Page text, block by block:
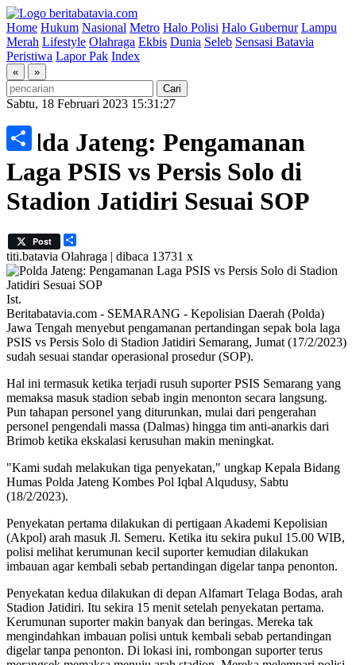
Home Hukum Nasional Metro Halo Polisi Halo Gubernur Lampu
Merah Lifestyle Olahraga Ekbis Dunia Seleb Sensasi Batavia
Peristiwa Lapor Pak Index
« »
Sabtu, 18 Februari 2023 15:31:27
Polda Jateng: Pengamanan
Laga PSIS vs Persis Solo di
Stadion Jatidiri Sesuai SOP
Post
titi.batavia Olahraga | dibaca 13731 x
Ist.
Beritabatavia.com - SEMARANG - Kepolisian Daerah (Polda)
Jawa Tengah menyebut pengamanan pertandingan sepak bola laga
PSIS vs Persis Solo di Stadion Jatidiri Semarang, Jumat (17/2/2023)
sudah sesuai standar operasional prosedur (SOP).
Hal ini termasuk ketika terjadi rusuh suporter PSIS Semarang yang
memaksa masuk stadion sebab ingin menonton secara langsung.
Pun tahapan personel yang diturunkan, mulai dari pengerahan
personel pengendali massa (Dalmas) hingga tim anti-anarkis dari
Brimob ketika ekskalasi kerusuhan makin meningkat.
"Kami sudah melakukan tiga penyekatan," ungkap Kepala Bidang
Humas Polda Jateng Kombes Pol Iqbal Alqudusy, Sabtu
(18/2/2023).
Penyekatan pertama dilakukan di pertigaan Akademi Kepolisian
(Akpol) arah masuk Jl. Semeru. Ketika itu sekira pukul 15.00 WIB,
polisi melihat kerumunan kecil suporter kemudian dilakukan
imbauan agar kembali sebab pertandingan digelar tanpa penonton.
Penyekatan kedua dilakukan di depan Alfamart Telaga Bodas, arah
Stadion Jatidiri. Itu sekira 15 menit setelah penyekatan pertama.
Kerumunan suporter makin banyak dan beringas. Mereka tak
mengindahkan imbauan polisi untuk kembali sebab pertandingan
digelar tanpa penonton. Di lokasi ini, rombongan suporter terus
Share